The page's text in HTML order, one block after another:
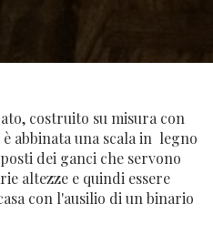
costruito su misura con
abbinata una scala in legno
dei ganci che servono
altezze e quindi essere
con l'ausilio di un binario